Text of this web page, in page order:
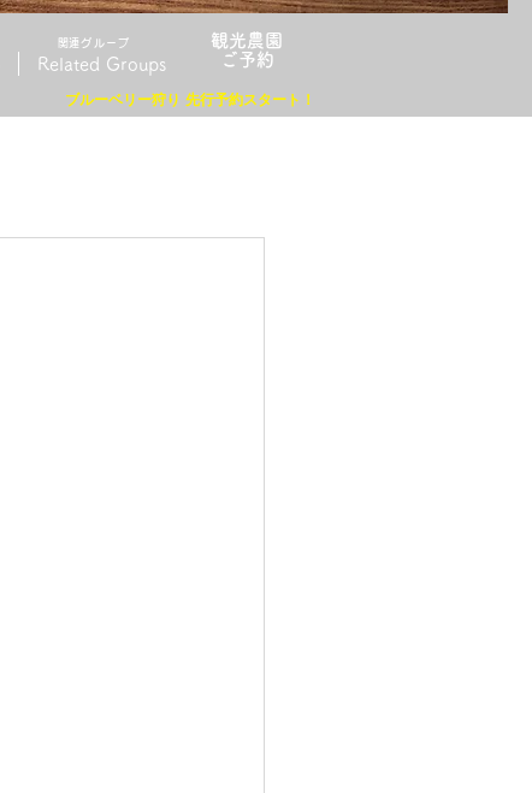
​関連グループ
Related Groups
観光農園
​ご予約
ブルーベリー狩り 先行予約スタート！